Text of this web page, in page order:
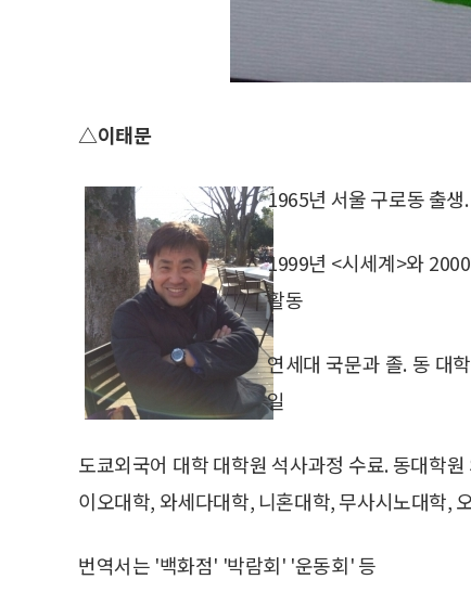
△이태문
1965년 서울 구로동 출
1999년 <시세계>와
활동
연세대 국문과 졸. 동 대
일
도쿄외국어 대학 대학원 석사과정 수료. 동대학
이오대학, 와세다대학, 니혼대학, 무사시노대학,
번역서는 '백화점' '박람회' '운동회' 등